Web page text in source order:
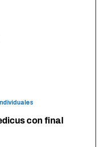
con final